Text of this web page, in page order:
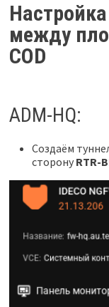
между
COD
ADM-HQ:
Создаём
сторону RTR-